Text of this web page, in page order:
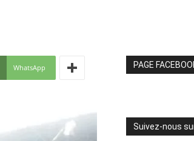
WhatsApp PAGE
Suivez-nous